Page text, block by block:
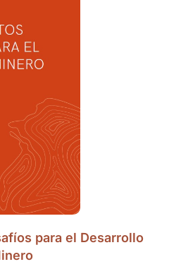
para el Desarrollo